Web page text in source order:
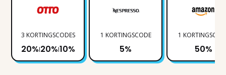
3 KORTINGSCODES
20%|20%|10%
1 KORTINGSCODE
5%
1
50%